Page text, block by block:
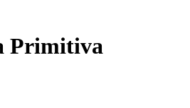
Primitiva